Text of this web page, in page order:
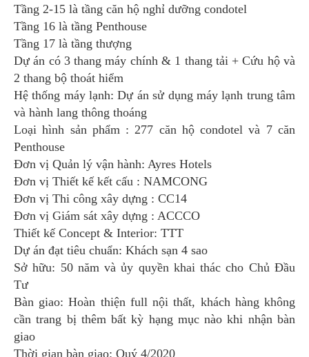
Tầng 2-15 là tầng căn hộ nghỉ dưỡng condotel
Tầng 16 là tầng Penthouse
Tầng 17 là tầng thượng
Dự án có 3 thang máy chính & 1 thang tải + Cứu hộ và
2 thang bộ thoát hiểm
Hệ thống máy lạnh: Dự án sử dụng máy lạnh trung tâm
và hành lang thông thoáng
Loại hình sản phẩm : 277 căn hộ condotel và 7 căn
Penthouse
Đơn vị Quản lý vận hành: Ayres Hotels
Đơn vị Thiết kế kết cấu : NAMCONG
Đơn vị Thi công xây dựng : CC14
Đơn vị Giám sát xây dựng : ACCCO
Thiết kế Concept & Interior: TTT
Dự án đạt tiêu chuẩn: Khách sạn 4 sao
Sở hữu: 50 năm và ủy quyền khai thác cho Chủ Đầu
Tư
Bàn giao: Hoàn thiện full nội thất, khách hàng không
cần trang bị thêm bất kỳ hạng mục nào khi nhận bàn
giao
Thời gian bàn giao: Quý 4/2020